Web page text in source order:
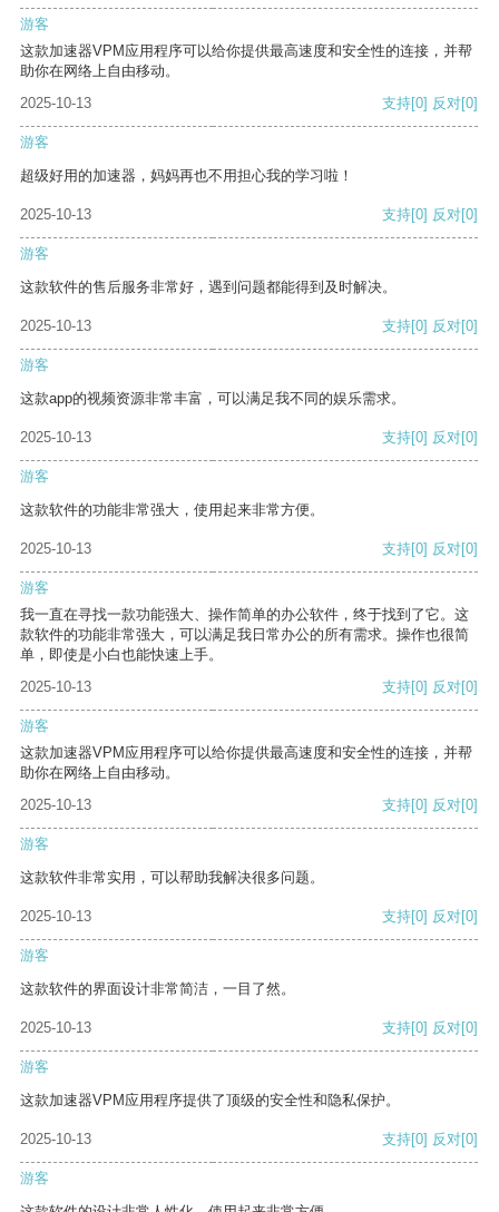
游客
这款加速器VPM应用程序可以给你提供最高速度和安全性的连接，并帮
助你在网络上自由移动。
2025-10-13
支持[0] 反对[0]
游客
超级好用的加速器，妈妈再也不用担心我的学习啦！
2025-10-13 支持[0] 反对[0]
游客
这款软件的售后服务非常好，遇到问题都能得到及时解决。
2025-10-13 支持[0] 反对[0]
游客
这款app的视频资源非常丰富，可以满足我不同的娱乐需求。
2025-10-13 支持[0] 反对[0]
游客
这款软件的功能非常强大，使用起来非常方便。
2025-10-13 支持[0] 反对[0]
游客
我一直在寻找一款功能强大、操作简单的办公软件，终于找到了它。这
款软件的功能非常强大，可以满足我日常办公的所有需求。操作也很简
单，即使是小白也能快速上手。
2025-10-13
支持[0] 反对[0]
游客
这款加速器VPM应用程序可以给你提供最高速度和安全性的连接，并帮
助你在网络上自由移动。
2025-10-13
支持[0] 反对[0]
游客
这款软件非常实用，可以帮助我解决很多问题。
2025-10-13 支持[0] 反对[0]
游客
这款软件的界面设计非常简洁，一目了然。
2025-10-13 支持[0] 反对[0]
游客
这款加速器VPM应用程序提供了顶级的安全性和隐私保护。
2025-10-13 支持[0] 反对[0]
游客